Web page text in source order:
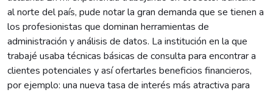
al norte del país, pude notar la gran demanda que se tienen a
los profesionistas que dominan herramientas de
administración y análisis de datos. La institución en la que
trabajé usaba técnicas básicas de consulta para encontrar a
clientes potenciales y así ofertarles beneficios financieros,
por ejemplo: una nueva tasa de interés más atractiva para